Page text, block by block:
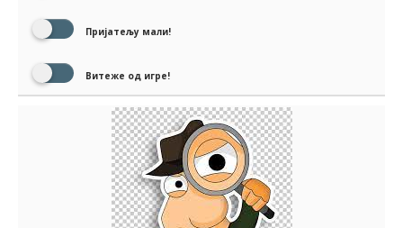
Пријатељу мали!
Витеже од игре!